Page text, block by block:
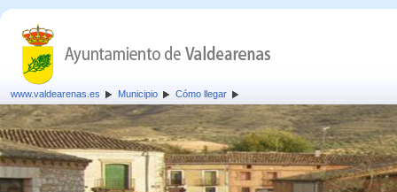
www.valdearenas.es Municipio Cómo llegar